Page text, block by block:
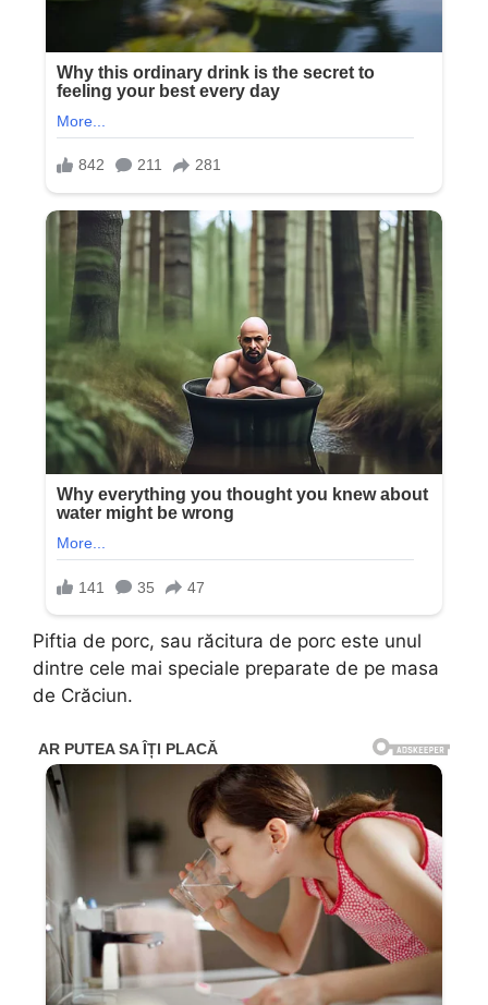
Piftia de porc, sau răcitura de porc este unul
dintre cele mai speciale preparate de pe masa
de Crăciun.